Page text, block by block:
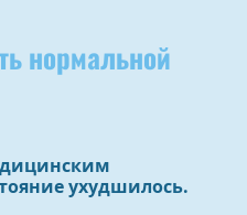
нормальной
ухудшилось.